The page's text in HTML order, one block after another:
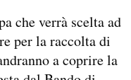
che verrà scelta ad
per la raccolta di
a coprire la